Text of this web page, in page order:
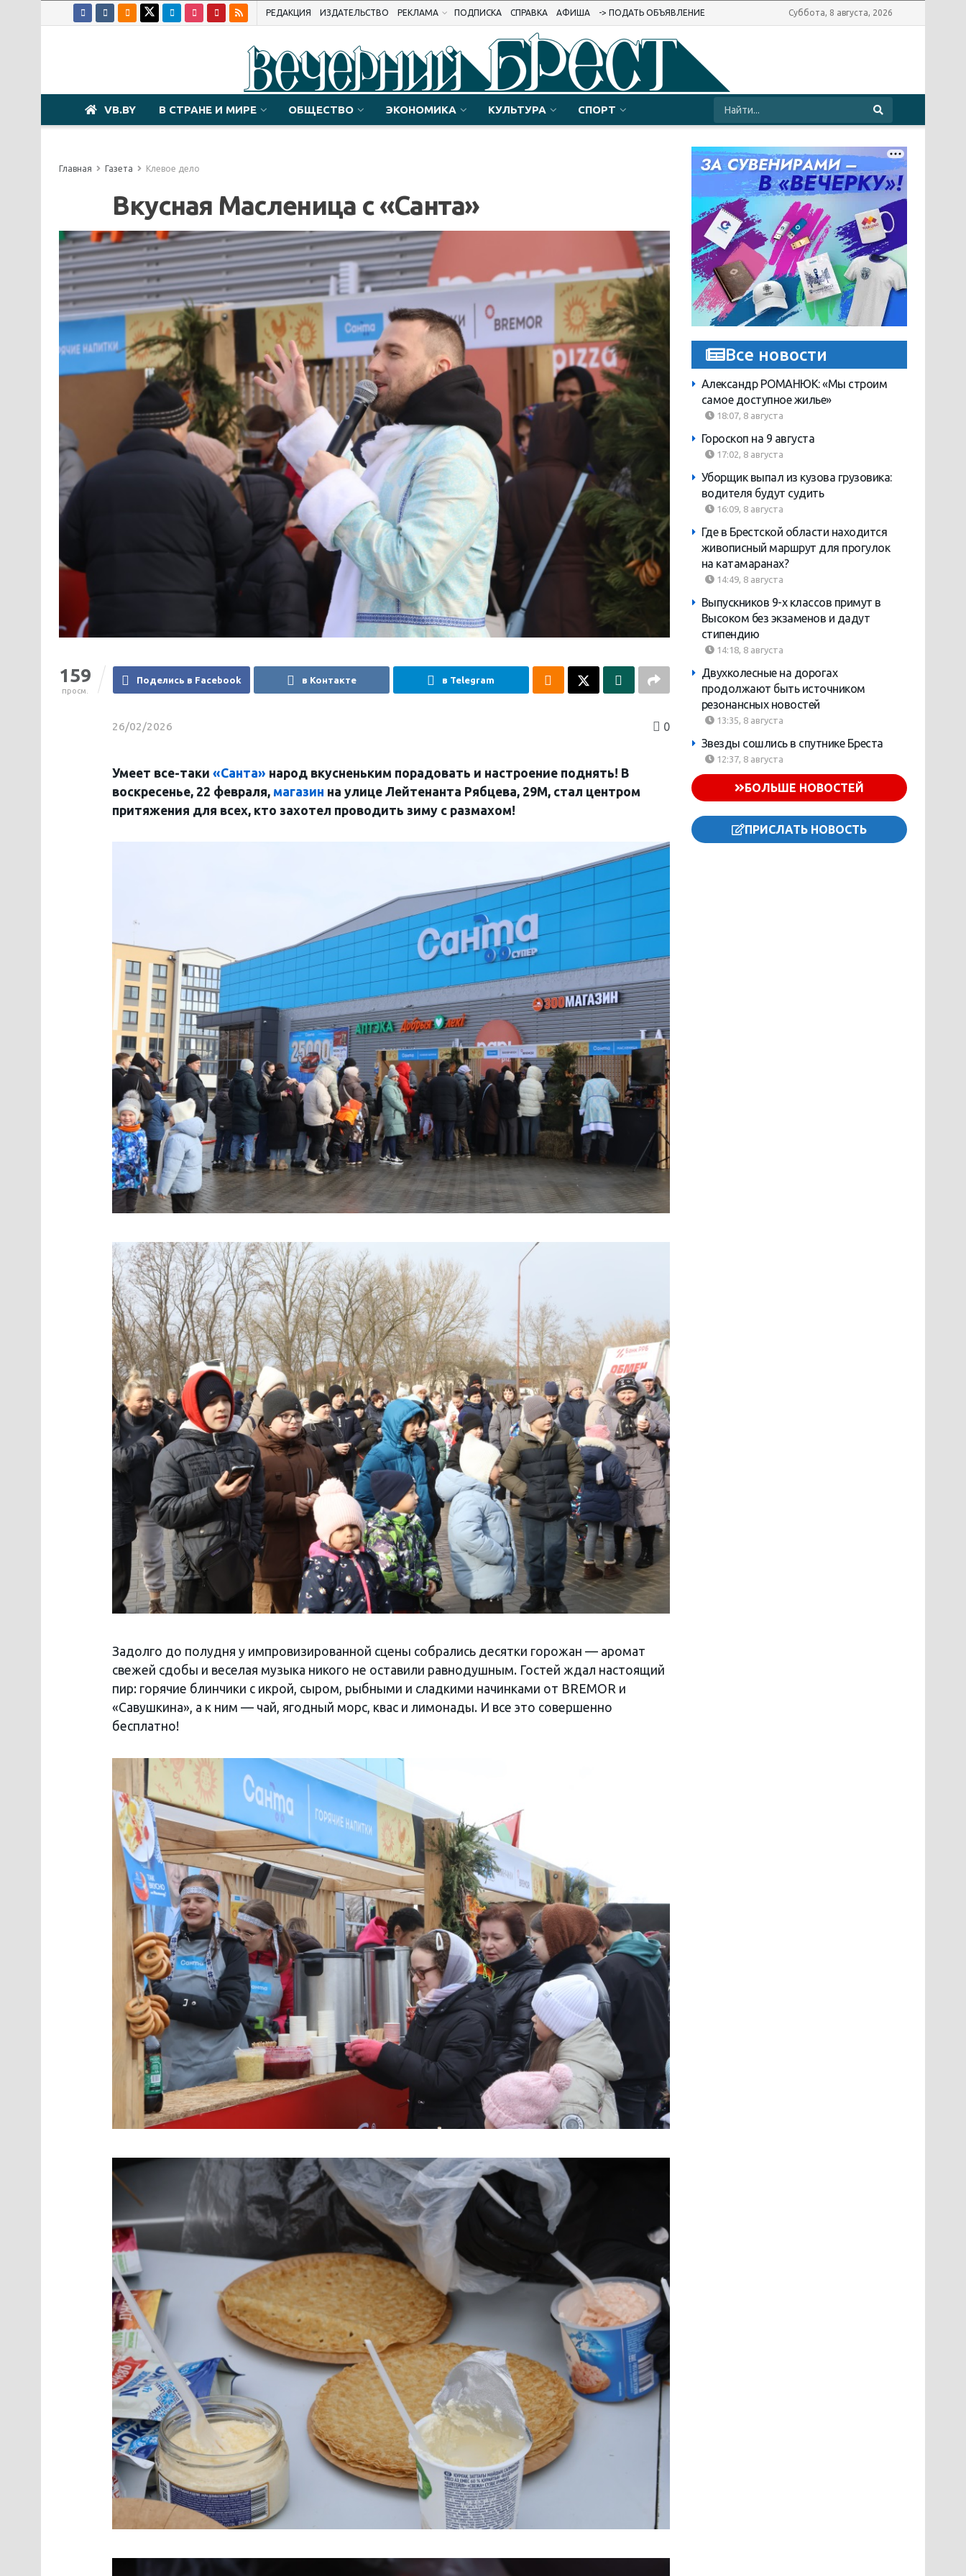
РЕДАКЦИЯ ИЗДАТЕЛЬСТВО РЕКЛАМА ПОДПИСКА СПРАВКА АФИША -> ПОДАТЬ ОБЪЯВЛЕНИЕ Суббота, 8 августа, 2026
VB.BY В СТРАНЕ И МИРЕ ОБЩЕСТВО ЭКОНОМИКА КУЛЬТУРА СПОРТ
Главная Газета Клевое дело
Вкусная Масленица с «Санта»
159
просм.
Поделись в Facebook в Контакте в Telegram
26/02/2026 0
Умеет все-таки «Санта» народ вкусненьким порадовать и настроение поднять! В
воскресенье, 22 февраля, магазин на улице Лейтенанта Рябцева, 29М, стал центром
притяжения для всех, кто захотел проводить зиму с размахом!
Задолго до полудня у импровизированной сцены собрались десятки горожан — аромат
свежей сдобы и веселая музыка никого не оставили равнодушным. Гостей ждал настоящий
пир: горячие блинчики с икрой, сыром, рыбными и сладкими начинками от BREMOR и
«Савушкина», а к ним — чай, ягодный морс, квас и лимонады. И все это совершенно
бесплатно!
Все новости
Александр РОМАНЮК: «Мы строим
самое доступное жилье»
18:07, 8 августа
Гороскоп на 9 августа
17:02, 8 августа
Уборщик выпал из кузова грузовика:
водителя будут судить
16:09, 8 августа
Где в Брестской области находится
живописный маршрут для прогулок
на катамаранах?
14:49, 8 августа
Выпускников 9-х классов примут в
Высоком без экзаменов и дадут
стипендию
14:18, 8 августа
Двухколесные на дорогах
продолжают быть источником
резонансных новостей
13:35, 8 августа
Звезды сошлись в спутнике Бреста
12:37, 8 августа
БОЛЬШЕ НОВОСТЕЙ
ПРИСЛАТЬ НОВОСТЬ